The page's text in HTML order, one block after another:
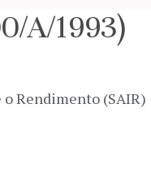
A/1993)
Rendimento (SAIR)